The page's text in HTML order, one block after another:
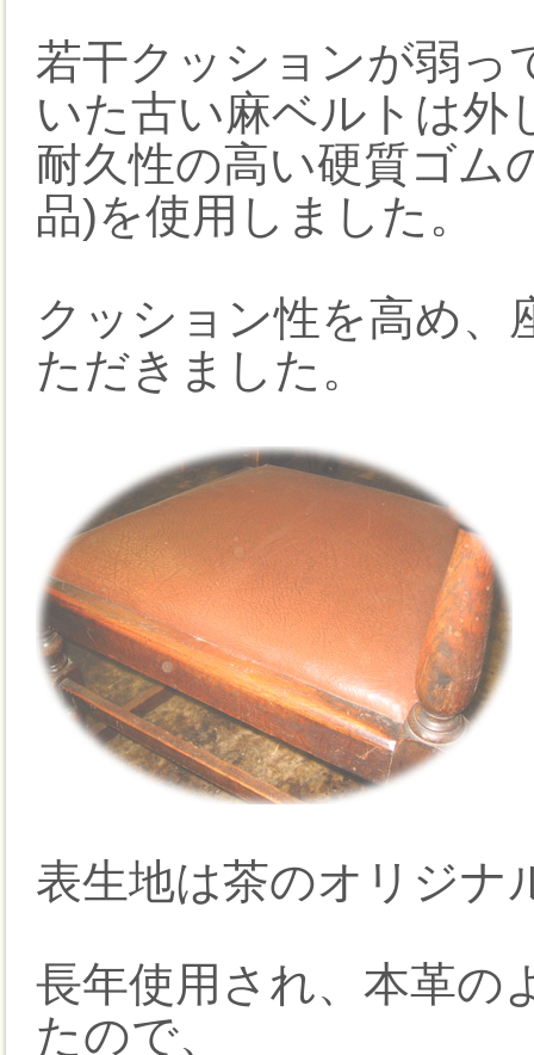
若干クッションが弱っ
いた古い麻ベルトは外
耐久性の高い硬質ゴム
品)を使用しました。
クッション性を高め、
ただきました。
表生地は茶のオリジナ
長年使用され、本革の
たので、